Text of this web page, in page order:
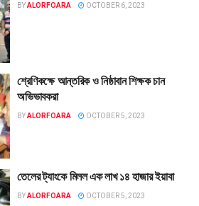
BYALORFOARA OCTOBER 6, 2023
শ্রেণিকক্ষে আন্তরিক ও নিষ্ঠাবান শিক্ষক চান
অভিভাবকরা
BYALORFOARA OCTOBER 5, 2023
তেলের ট্যাংকে মিলল এক লাখ ১৪ হাজার ইয়াবা
BYALORFOARA OCTOBER 5, 2023